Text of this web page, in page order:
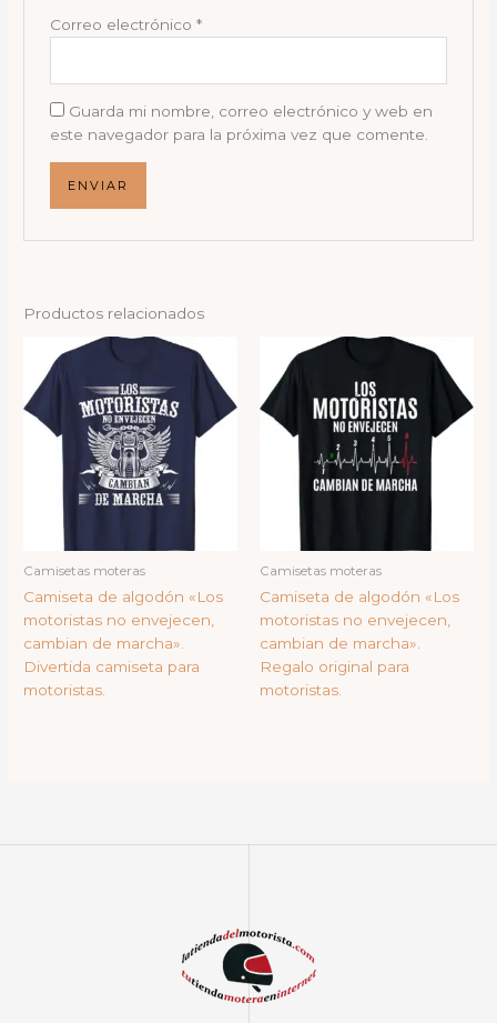
Correo electrónico *
Guarda mi nombre, correo electrónico y web en
este navegador para la próxima vez que comente.
Productos relacionados
Camisetas moteras
Camiseta de algodón «Los
motoristas no envejecen,
cambian de marcha».
Divertida camiseta para
motoristas.
Camisetas moteras
Camiseta de algodón «Los
motoristas no envejecen,
cambian de marcha».
Regalo original para
motoristas.